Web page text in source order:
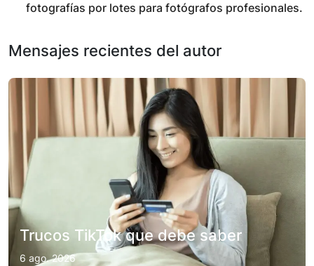
fotografías por lotes para fotógrafos profesionales.
Mensajes recientes del autor
Trucos TikTok que debe saber
6 ago. 2026